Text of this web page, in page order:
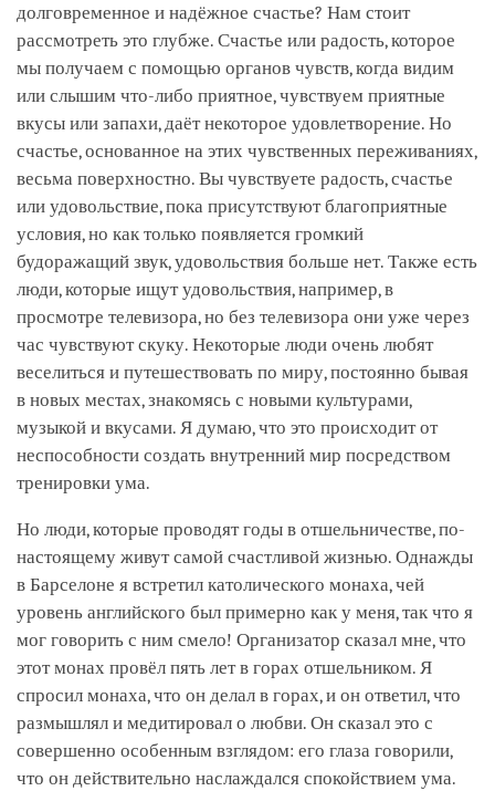
долговременное и надёжное счастье? Нам стоит
рассмотреть это глубже. Счастье или радость, которое
мы получаем с помощью органов чувств, когда видим
или слышим что-либо приятное, чувствуем приятные
вкусы или запахи, даёт некоторое удовлетворение. Но
счастье, основанное на этих чувственных переживаниях,
весьма поверхностно. Вы чувствуете радость, счастье
или удовольствие, пока присутствуют благоприятные
условия, но как только появляется громкий
будоражащий звук, удовольствия больше нет. Также есть
люди, которые ищут удовольствия, например, в
просмотре телевизора, но без телевизора они уже через
час чувствуют скуку. Некоторые люди очень любят
веселиться и путешествовать по миру, постоянно бывая
в новых местах, знакомясь с новыми культурами,
музыкой и вкусами. Я думаю, что это происходит от
неспособности создать внутренний мир посредством
тренировки ума.
Но люди, которые проводят годы в отшельничестве, по-
настоящему живут самой счастливой жизнью. Однажды
в Барселоне я встретил католического монаха, чей
уровень английского был примерно как у меня, так что я
мог говорить с ним смело! Организатор сказал мне, что
этот монах провёл пять лет в горах отшельником. Я
спросил монаха, что он делал в горах, и он ответил, что
размышлял и медитировал о любви. Он сказал это с
совершенно особенным взглядом: его глаза говорили,
что он действительно наслаждался спокойствием ума.